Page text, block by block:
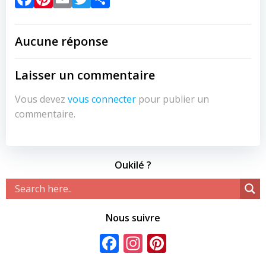
Aucune réponse
Laisser un commentaire
Vous devez vous connecter pour publier un
commentaire.
Oukilé ?
Nous suivre
Facebook
Instagram